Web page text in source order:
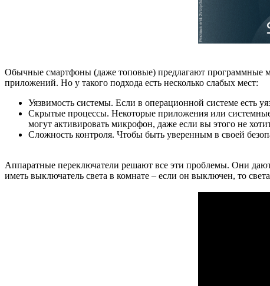
Обычные смартфоны (даже топовые) предлагают программные
приложений. Но у такого подхода есть несколько слабых мест:
Уязвимость системы. Если в операционной системе есть
Скрытые процессы. Некоторые приложения или
могут активировать микрофон, даже если вы этого не
Сложность контроля. Чтобы быть уверенным в своей
Аппаратные переключатели решают все эти проблемы. Они
иметь выключатель света в комнате – если он выключен, то